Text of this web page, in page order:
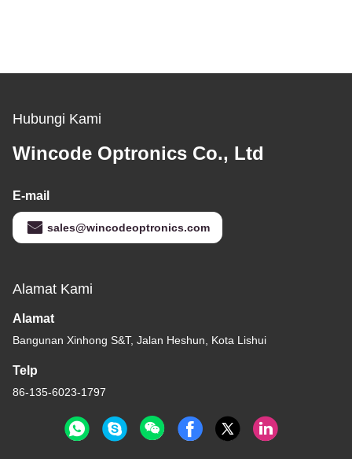
Hubungi Kami
Wincode Optronics Co., Ltd
E-mail
sales@wincodeoptronics.com
Alamat Kami
Alamat
Bangunan Xinhong S&T, Jalan Heshun, Kota Lishui
Telp
86-135-6023-1797